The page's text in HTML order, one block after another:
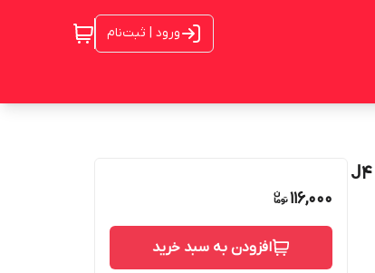
ورود | ثبت‌نام
قاب ژله ای مشکی راک مناسب برای گوشی موبایل سامسونگ J4
116,000
افزودن به سبد خرید